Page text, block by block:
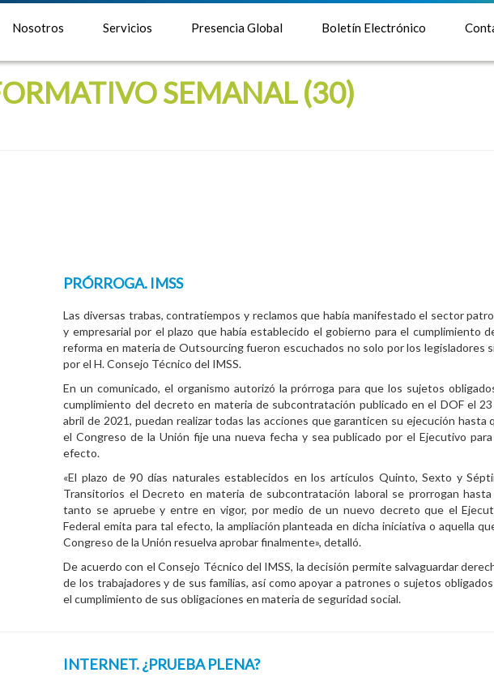
Nosotros Servicios Presencia Global Boletín Electrónico
SEMANAL (30)
PRÓRROGA. IMSS
Las diversas trabas, contratiempos y reclamos que había manifestado el sector
y empresarial por el plazo que había establecido el gobierno para el cumplimiento
reforma en materia de Outsourcing fueron escuchados no solo por los legisladores
por el H. Consejo Técnico del IMSS.
En un comunicado, el organismo autorizó la prórroga para que los sujetos
cumplimiento del decreto en materia de subcontratación publicado en el DOF el
abril de 2021, puedan realizar todas las acciones que garanticen su ejecución hasta
el Congreso de la Unión fije una nueva fecha y sea publicado por el Ejecutivo
efecto.
«El plazo de 90 días naturales establecidos en los artículos Quinto, Sexto y
Transitorios el Decreto en materia de subcontratación laboral se prorrogan hasta
tanto se apruebe y entre en vigor, por medio de un nuevo decreto que el
Federal emita para tal efecto, la ampliación planteada en dicha iniciativa o aquella
Congreso de la Unión resuelva aprobar finalmente», detalló.
De acuerdo con el Consejo Técnico del IMSS, la decisión permite salvaguardar
de los trabajadores y de sus familias, así como apoyar a patrones o sujetos
el cumplimiento de sus obligaciones en materia de seguridad social.
INTERNET. ¿PRUEBA PLENA?